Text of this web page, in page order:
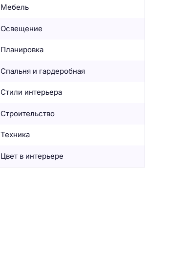
Мебель
Освещение
Планировка
Спальня и гардеробная
Стили интерьера
Строительство
Техника
Цвет в интерьере